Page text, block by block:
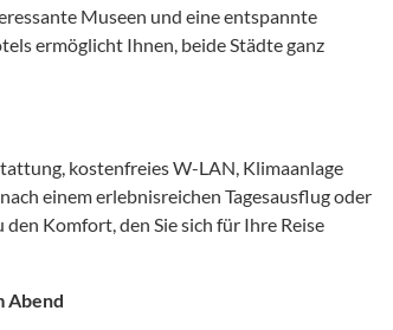
Museen und eine entspannte
ermöglicht Ihnen, beide Städte ganz
kostenfreies W-LAN, Klimaanlage
einem erlebnisreichen Tagesausflug oder
Komfort, den Sie sich für Ihre Reise
Abend